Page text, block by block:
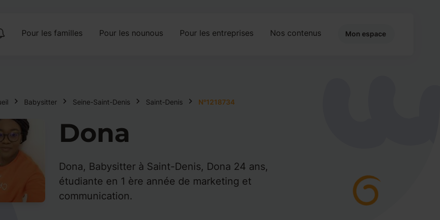
Pour les familles Pour les nounous Pour les entreprises Nos contenus Mon espace
Babysitter Seine-Saint-Denis Saint-Denis N°1218734
Dona
Dona, Babysitter à Saint-Denis, Dona 24 ans,
étudiante en 1 ère année de marketing et
communication.